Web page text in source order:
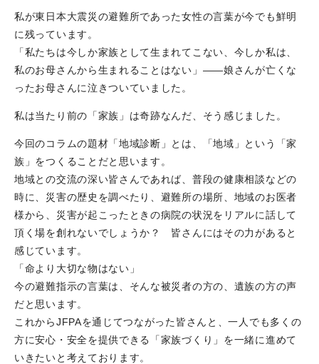
私が東日本大震災の避難所であった女性の言葉が今でも鮮明
に残っています。
「私たちは今しか家族として生まれてこない、今しか私は、
私のお母さんから生まれることはない」――娘さんが亡くな
ったお母さんに泣きついていました。
私は当たり前の「家族」は奇跡なんだ、そう感じました。
今回のコラムの題材「地域診断」とは、「地域」という「家
族」をつくることだと思います。
地域との交流の深い皆さんであれば、普段の健康相談などの
時に、災害の歴史を調べたり、避難所の場所、地域のお医者
様から、災害が起こったときの病院の状況をリアルに話して
頂く場を創れないでしょうか？ 皆さんにはその力があると
感じています。
「命より大切な物はない」
今の避難指示の言葉は、そんな被災者の方の、遺族の方の声
だと思います。
これからJFPAを通じてつながった皆さんと、一人でも多くの
方に安心・安全を提供できる「家族づくり」を一緒に進めて
いきたいと考えております。